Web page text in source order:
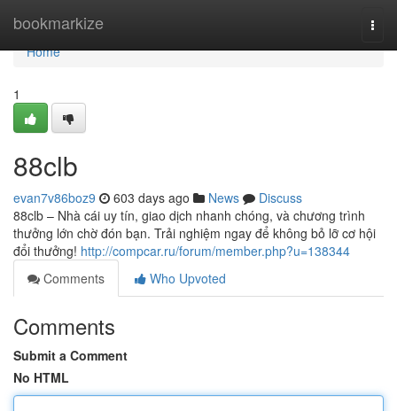
bookmarkize
Home
Home
1
88clb
evan7v86boz9 603 days ago News
Discuss
88clb – Nhà cái uy tín, giao dịch nhanh chóng, và chương trình
thưởng lớn chờ đón bạn. Trải nghiệm ngay để không bỏ lỡ cơ hội
đổi thưởng! http://compcar.ru/forum/member.php?u=138344
Comments
Who Upvoted
Comments
Submit a Comment
No HTML